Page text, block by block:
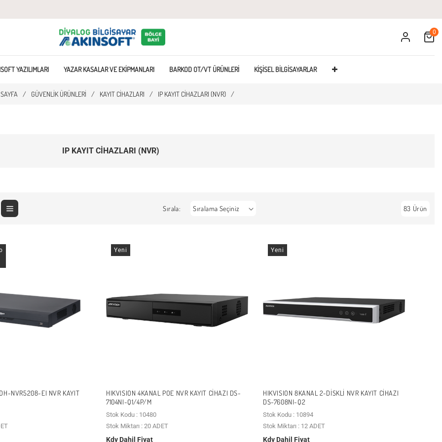
YAZILIMLARI YAZAR KASALAR VE EKIPMANLARI BARKOD OT/VT ÜRÜNLERI KIŞISEL BILGISAYARLAR
Cart
0
/ GÜVENLIK ÜRÜNLERI / KAYIT CIHAZLARI / IP KAYIT CIHAZLARI (NVR) /
IP KAYIT CIHAZLARI (NVR)
Sırala: 83 Ürün
NVR5208-EI NVR KAYIT
Yeni
HIKVISION 4KANAL POE NVR KAYIT CIHAZI DS-
7104NI-Q1/4P/M
Stok Kodu : 10480
Stok Miktarı : 20 ADET
Kdv Dahil Fiyat
Yeni
HIKVISION 8KANAL 2-DISKLI NVR KAYIT CIHAZI
DS-7608NI-Q2
Stok Kodu : 10894
Stok Miktarı : 12 ADET
Kdv Dahil Fiyat